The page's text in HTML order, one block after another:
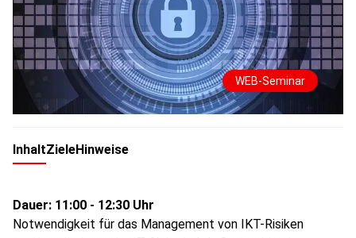
WEB-Seminar
InhaltZieleHinweise
Dauer: 11:00 - 12:30 Uhr
Notwendigkeit für das Management von IKT-Risiken